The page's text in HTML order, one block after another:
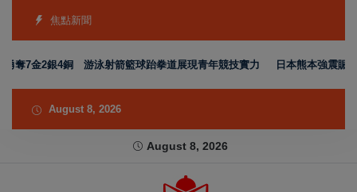
焦點新聞
奪7金2銀4銅 游泳射箭籃球跆拳道展現青年競技實力 日本熊本強震賑
August 8, 2026
August 8, 2026